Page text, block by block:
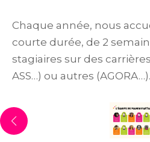
Chaque année, nous
courte durée, de 2
stagiaires sur des
ASS…) ou autres (AGORA…).